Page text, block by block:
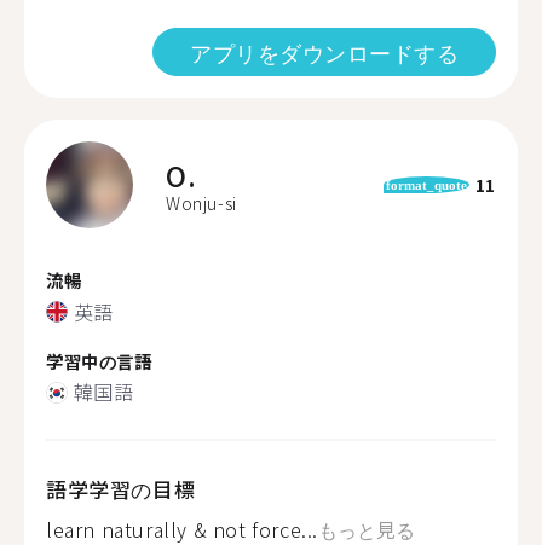
アプリをダウンロードする
O.
Wonju-si
format_quote 11
流暢
英語
学習中の言語
韓国語
語学学習の目標
learn naturally & not force... もっと見る